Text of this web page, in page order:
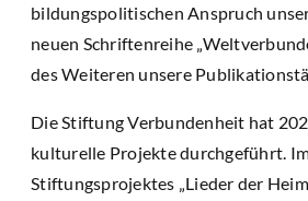
bildungspolitischen Anspruch
neuen Schriftenreihe
des Weiteren unsere
Die Stiftung Verbundenheit hat
kulturelle Projekte durchgeführt.
Stiftungsprojektes „Lieder der